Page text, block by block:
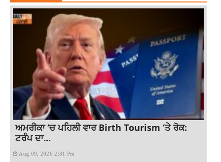
ਅਮਰੀਕਾ ‘ਚ ਪਹਿਲੀ ਵਾਰ Birth Tourism ‘ਤੇ ਰੋਕ:
ਟਰੰਪ ਦਾ...
Aug 09, 2026 2:31 Pm